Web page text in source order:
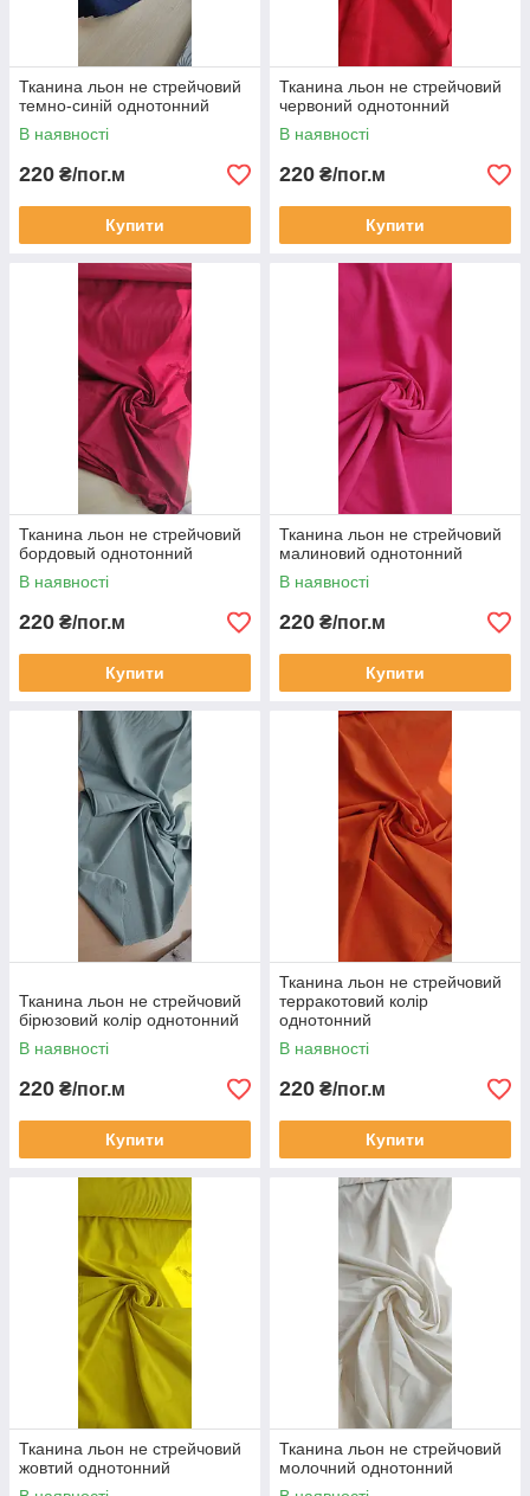
Тканина льон не стрейчовий
темно-синій однотонний
В наявності
220 ₴/пог.м
Купити
Тканина льон не стрейчовий
червоний однотонний
В наявності
220 ₴/пог.м
Купити
Тканина льон не стрейчовий
бордовый однотонний
В наявності
220 ₴/пог.м
Купити
Тканина льон не стрейчовий
малиновий однотонний
В наявності
220 ₴/пог.м
Купити
Тканина льон не стрейчовий
бірюзовий колір однотонний
В наявності
220 ₴/пог.м
Купити
Тканина льон не стрейчовий
терракотовий колір
однотонний
В наявності
220 ₴/пог.м
Купити
Тканина льон не стрейчовий
жовтий однотонний
Тканина льон не стрейчовий
молочний однотонний